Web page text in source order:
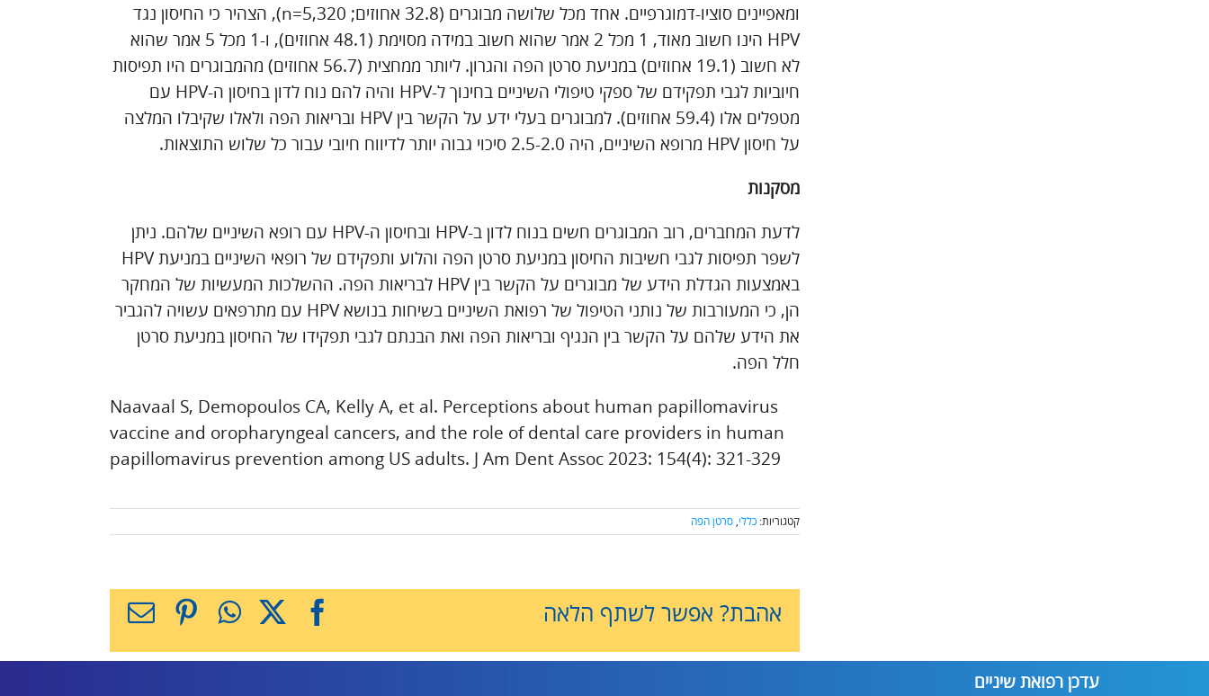
ומאפיינים סוציו-דמוגרפיים. אחד מכל שלושה מבוגרים (32.8 אחוזים; n=5,320), הצהיר כי החיסון נגד
HPV הינו חשוב מאוד, 1 מכל 2 אמר שהוא חשוב במידה מסוימת (48.1 אחוזים), ו-1 מכל 5 אמר שהוא
לא חשוב (19.1 אחוזים) במניעת סרטן הפה והגרון. ליותר ממחצית (56.7 אחוזים) מהמבוגרים היו תפיסות
חיוביות לגבי תפקידם של ספקי טיפולי השיניים בחינוך ל-HPV והיה להם נוח לדון בחיסון ה-HPV עם
מטפלים אלו (59.4 אחוזים). למבוגרים בעלי ידע על הקשר בין HPV ובריאות הפה ולאלו שקיבלו המלצה
על חיסון HPV מרופא השיניים, היה 2.5-2.0 סיכוי גבוה יותר לדיווח חיובי עבור כל שלוש התוצאות.
מסקנות
לדעת המחברים, רוב המבוגרים חשים בנוח לדון ב-HPV ובחיסון ה-HPV עם רופא השיניים שלהם. ניתן
לשפר תפיסות לגבי חשיבות החיסון במניעת סרטן הפה והלוע ותפקידם של רופאי השיניים במניעת HPV
באמצעות הגדלת הידע של מבוגרים על הקשר בין HPV לבריאות הפה. ההשלכות המעשיות של המחקר
הן, כי המעורבות של נותני הטיפול של רפואת השיניים בשיחות בנושא HPV עם מתרפאים עשויה להגביר
את הידע שלהם על הקשר בין הנגיף ובריאות הפה ואת הבנתם לגבי תפקידו של החיסון במניעת סרטן
חלל הפה.
Naavaal S, Demopoulos CA, Kelly A, et al. Perceptions about human papillomavirus
vaccine and oropharyngeal cancers, and the role of dental care providers in human
papillomavirus prevention among US adults. J Am Dent Assoc 2023: 154(4): 321-329
קטגוריות: כללי,סרטן הפה
אהבת? אפשר לשתף הלאה Facebook
X
WhatsApp
Pinterest
כתובת
אלקטרוני
עדכן רפואת שיניים